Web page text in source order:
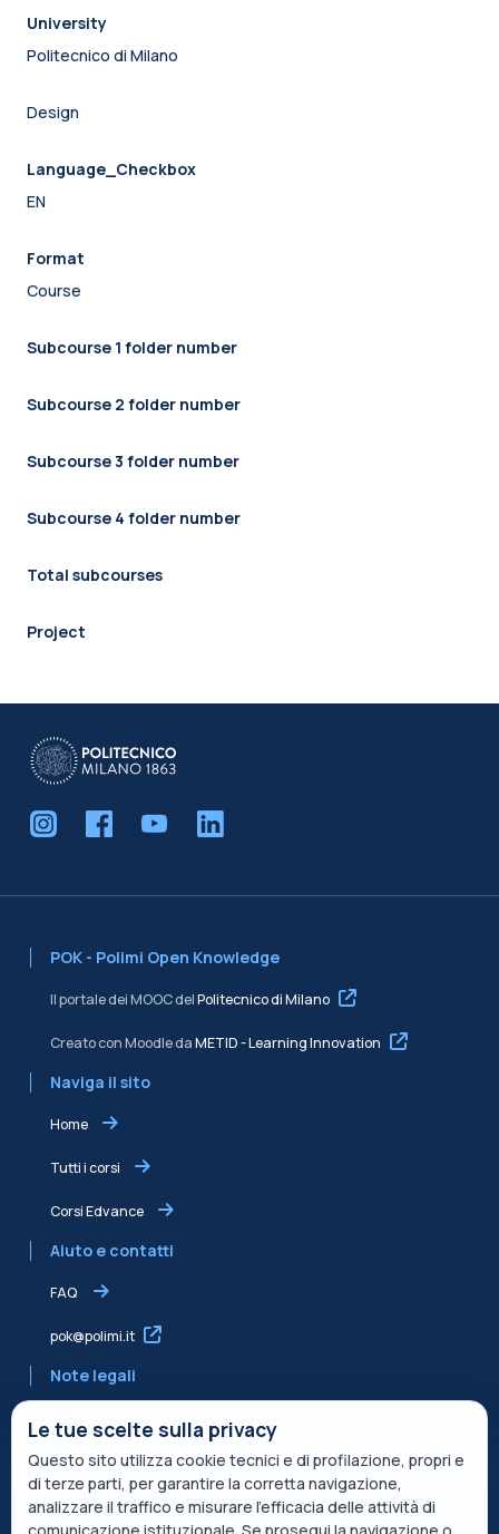
University
Politecnico di Milano
Design
Language_Checkbox
EN
Format
Course
Subcourse 1 folder number
Subcourse 2 folder number
Subcourse 3 folder number
Subcourse 4 folder number
Total subcourses
Project
POK - Polimi Open Knowledge
Il portale dei MOOC delPolitecnico di Milano
Creato con Moodle daMETID - Learning Innovation
Naviga il sito
Home
Tutti i corsi
Corsi Edvance
Aiuto e contatti
FAQ
pok@polimi.it
Note legali
Informativa condivisa Edvance per il trattamento dei dati
Termini di servizio
Le tue scelte sulla privacy
Questo sito utilizza cookie tecnici e di profilazione, propri e
di terze parti, per garantire la corretta navigazione,
analizzare il traffico e misurare l’efficacia delle attività di